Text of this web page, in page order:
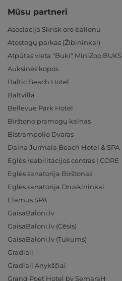
Mūsu partneri
Asociacija Skrisk oro balionu
Atostogų parkas (Žibininkai)
Atpūtas vieta "Buki" MiniZoo BUKS
Auksinės kopos
Baltic Beach Hotel
Baltvilla
Bellevue Park Hotel
Birštono pramogų kalnas
Bistrampolio Dvaras
Daina Jurmala Beach Hotel & SPA
Eglės reabilitacijos centras | CORE
Eglės sanatorija Birštonas
Eglės sanatorija Druskininkai
Elamus SPA
GaisaBaloni.lv
GaisaBaloni.lv (Cēsis)
GaisaBaloni.lv (Tukums)
Gradiali
Gradiali Anykščiai
Grand Poet Hotel by SemaraH